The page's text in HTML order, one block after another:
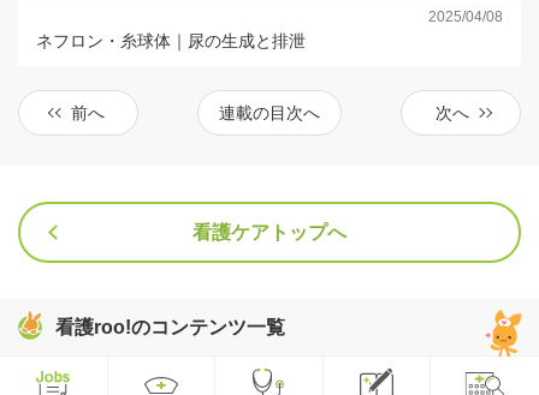
2025/04/08
ネフロン・糸球体｜尿の生成と排泄
前へ 連載の目次へ 次へ
看護ケアトップへ
看護roo!のコンテンツ一覧